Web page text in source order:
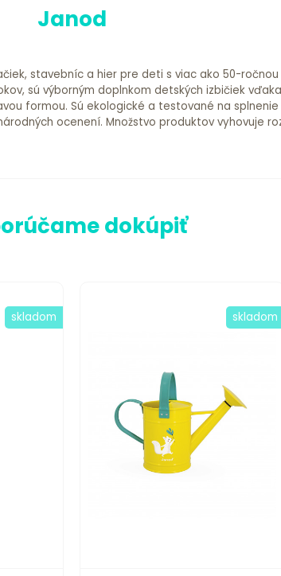
Janod
stavebníc a hier pre deti s viac ako 50-
sú výborným doplnkom detských izbičiek
formou. Sú ekologické a testované na
ocenení. Množstvo produktov vyhovuje
dokúpiť
skladom skladom